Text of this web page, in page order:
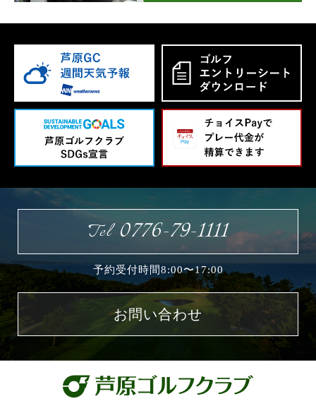
Tel 0776-79-1111
予約受付時間8:00〜17:00
お問い合わせ